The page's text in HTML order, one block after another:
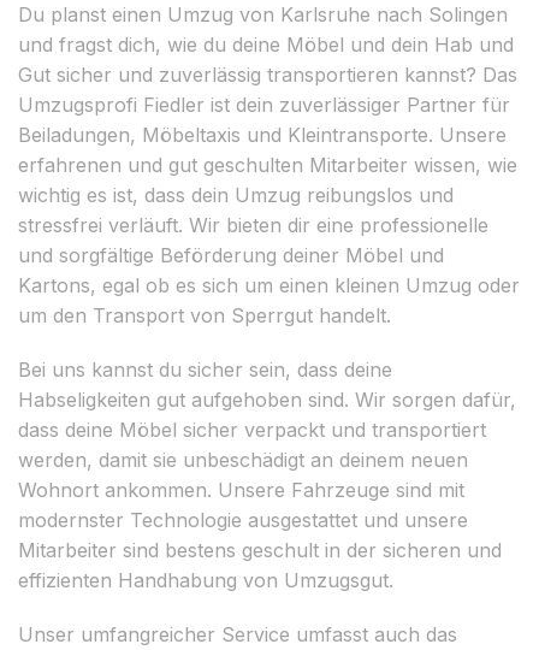
Du planst einen Umzug von Karlsruhe nach Solingen
und fragst dich, wie du deine Möbel und dein Hab und
Gut sicher und zuverlässig transportieren kannst? Das
Umzugsprofi Fiedler ist dein zuverlässiger Partner für
Beiladungen, Möbeltaxis und Kleintransporte. Unsere
erfahrenen und gut geschulten Mitarbeiter wissen, wie
wichtig es ist, dass dein Umzug reibungslos und
stressfrei verläuft. Wir bieten dir eine professionelle
und sorgfältige Beförderung deiner Möbel und
Kartons, egal ob es sich um einen kleinen Umzug oder
um den Transport von Sperrgut handelt.
Bei uns kannst du sicher sein, dass deine
Habseligkeiten gut aufgehoben sind. Wir sorgen dafür,
dass deine Möbel sicher verpackt und transportiert
werden, damit sie unbeschädigt an deinem neuen
Wohnort ankommen. Unsere Fahrzeuge sind mit
modernster Technologie ausgestattet und unsere
Mitarbeiter sind bestens geschult in der sicheren und
effizienten Handhabung von Umzugsgut.
Unser umfangreicher Service umfasst auch das